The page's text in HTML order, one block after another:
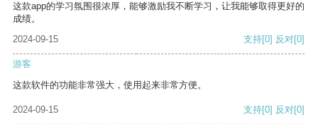
这款app的学习氛围很浓厚，能够激励我不断学习，让我能够取得更好的
成绩。
2024-09-15
支持[0] 反对[0]
游客
这款软件的功能非常强大，使用起来非常方便。
2024-09-15 支持[0] 反对[0]